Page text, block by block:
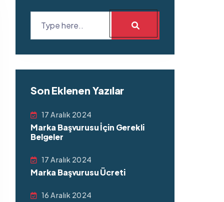
Son Eklenen Yazılar
17 Aralık 2024
Marka Başvurusu İçin Gerekli
Belgeler
17 Aralık 2024
Marka Başvurusu Ücreti
16 Aralık 2024